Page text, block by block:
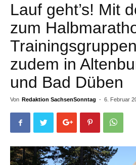
Lauf geht’s! Mit
zum
zudem in
und Bad Düben
Von Redaktion SachsenSonntag - 6. Februar